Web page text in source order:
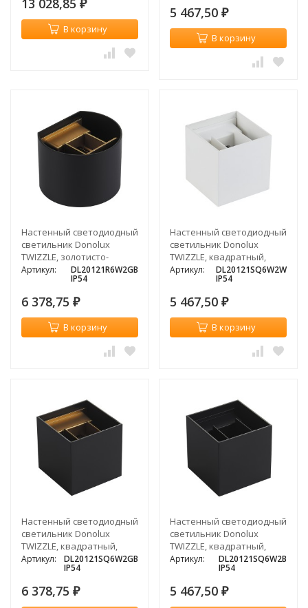
13 028,85 ₽
В корзину
5 467,50 ₽
В корзину
Настенный светодиодный
светильник Donolux
TWIZZLE, золотисто-
черный, 2х3Вт
Артикул: DL20121R6W2GB
IP54
6 378,75 ₽
В корзину
Настенный светодиодный
светильник Donolux
TWIZZLE, квадратный,
белый, 2х3Вт
Артикул: DL20121SQ6W2W
IP54
5 467,50 ₽
В корзину
Настенный светодиодный
светильник Donolux
TWIZZLE, квадратный,
золотисто-черный, 2х3Вт
Артикул: DL20121SQ6W2GB
IP54
6 378,75 ₽
Настенный светодиодный
светильник Donolux
TWIZZLE, квадратный,
черный, 2х3Вт
Артикул: DL20121SQ6W2B
IP54
5 467,50 ₽